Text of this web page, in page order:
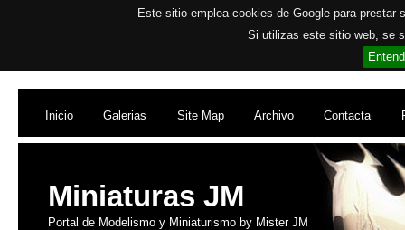
Este sitio emplea cookies de Google para
Si utilizas este sitio web, se
Inicio Galerias Site Map Archivo Contacta
Miniaturas JM
Portal de Modelismo y Miniaturismo by Mister JM